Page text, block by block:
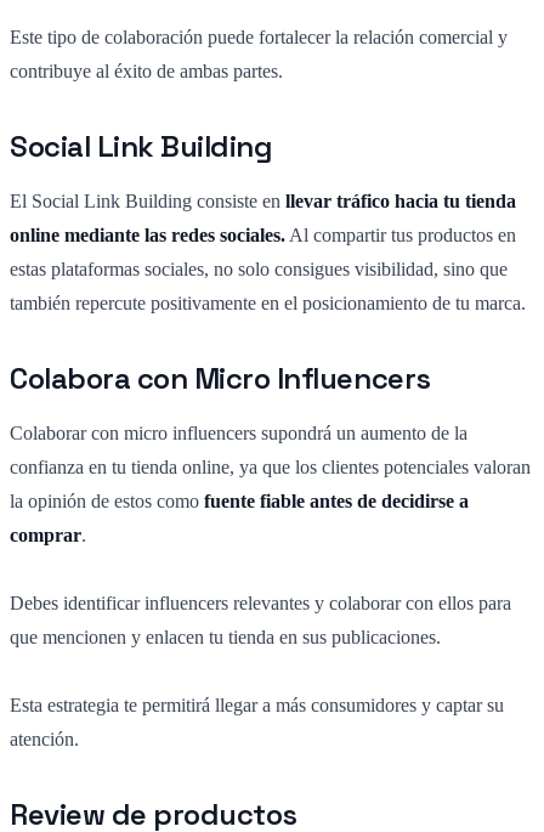
Este tipo de colaboración puede fortalecer la relación comercial y
contribuye al éxito de ambas partes.
Social Link Building
El Social Link Building consiste en llevar tráfico hacia tu tienda
online mediante las redes sociales. Al compartir tus productos en
estas plataformas sociales, no solo consigues visibilidad, sino que
también repercute positivamente en el posicionamiento de tu marca.
Colabora con Micro Influencers
Colaborar con micro influencers supondrá un aumento de la
confianza en tu tienda online, ya que los clientes potenciales valoran
la opinión de estos como fuente fiable antes de decidirse a
comprar.
Debes identificar influencers relevantes y colaborar con ellos para
que mencionen y enlacen tu tienda en sus publicaciones.
Esta estrategia te permitirá llegar a más consumidores y captar su
atención.
Review de productos